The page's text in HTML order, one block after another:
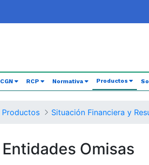
CGN RCP Normativa Productos
Productos
Entidades Omisas